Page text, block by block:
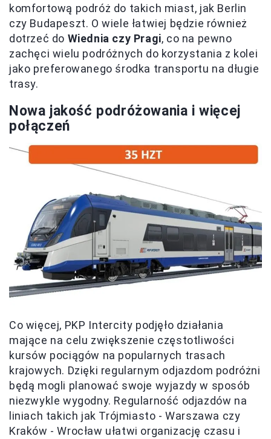
komfortową podróż do takich miast, jak Berlin
czy Budapeszt. O wiele łatwiej będzie również
dotrzeć do Wiednia czy Pragi, co na pewno
zachęci wielu podróżnych do korzystania z kolei
jako preferowanego środka transportu na długie
trasy.
Nowa jakość podróżowania i więcej
połączeń
Co więcej, PKP Intercity podjęło działania
mające na celu zwiększenie częstotliwości
kursów pociągów na popularnych trasach
krajowych. Dzięki regularnym odjazdom podróżni
będą mogli planować swoje wyjazdy w sposób
niezwykle wygodny. Regularność odjazdów na
liniach takich jak Trójmiasto - Warszawa czy
Kraków - Wrocław ułatwi organizację czasu i